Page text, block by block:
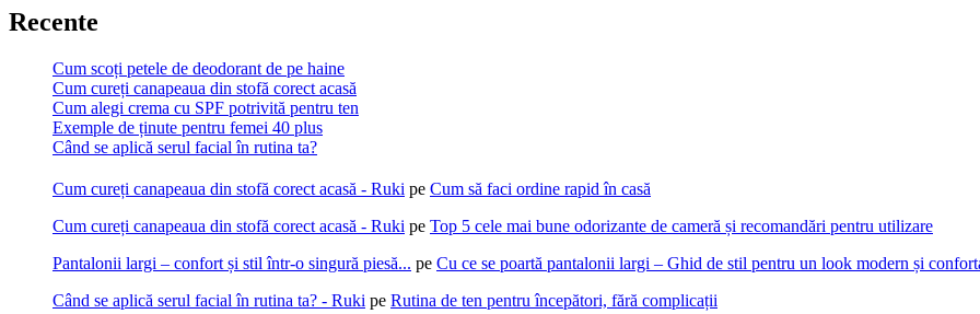
Recente
Cum scoți petele de deodorant de pe haine
Cum cureți canapeaua din stofă corect acasă
Cum alegi crema cu SPF potrivită pentru ten
Exemple de ținute pentru femei 40 plus
Când se aplică serul facial în rutina ta?
Cum cureți canapeaua din stofă corect acasă - Ruki pe Cum să faci ordine rapid în casă
Cum cureți canapeaua din stofă corect acasă - Ruki pe Top 5 cele mai bune odorizante de cameră și recomandări pentru utilizare
Pantalonii largi – confort și stil într-o singură piesă... pe Cu ce se poartă pantalonii largi – Ghid de stil pentru un look modern și
Când se aplică serul facial în rutina ta? - Ruki pe Rutina de ten pentru începători, fără complicații